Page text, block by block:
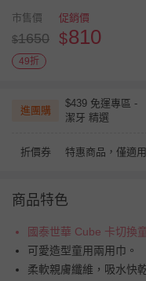
市售價
$1650
促銷價
$810
49折
進團購
$439 免運專區 -
潔牙 精選
折價券 特惠商品，僅適
商品特色
國泰世華 Cube 卡切換
可愛造型童用兩用巾。
柔軟親膚纖維，吸水快